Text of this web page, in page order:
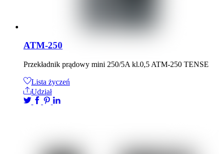
ATM-250
Przekładnik prądowy mini 250/5A kl.0,5 ATM-250 TENSE
Lista życzeń
Udział